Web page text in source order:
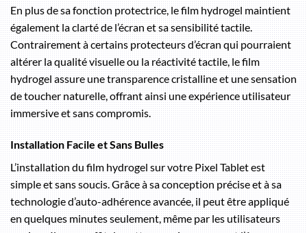
En plus de sa fonction protectrice, le film hydrogel maintient
également la clarté de l’écran et sa sensibilité tactile.
Contrairement à certains protecteurs d’écran qui pourraient
altérer la qualité visuelle ou la réactivité tactile, le film
hydrogel assure une transparence cristalline et une sensation
de toucher naturelle, offrant ainsi une expérience utilisateur
immersive et sans compromis.
Installation Facile et Sans Bulles
L’installation du film hydrogel sur votre Pixel Tablet est
simple et sans soucis. Grâce à sa conception précise et à sa
technologie d’auto-adhérence avancée, il peut être appliqué
en quelques minutes seulement, même par les utilisateurs